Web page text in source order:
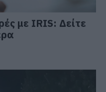
με IRIS: Δείτε